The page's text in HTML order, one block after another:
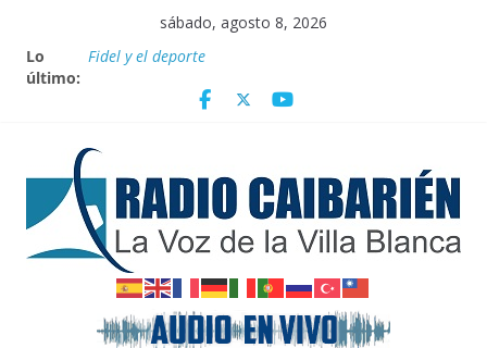
contenido
sábado, agosto 8, 2026
Lo
último:
Fidel y el deporte
Vanguardia por 3 años consecutivos
renovables en Cuba
Nota oficial del Gobierno Provincial de Villa Clara